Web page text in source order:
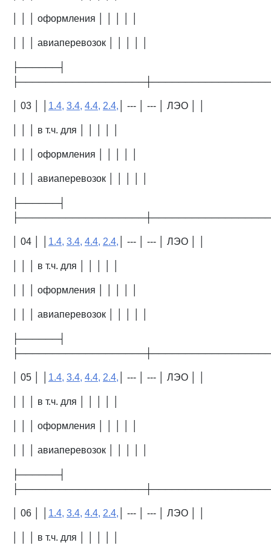
│ │ │ оформления │ │ │ │ │
│ │ │ авиаперевозок │ │ │ │ │
├──────┤
│ 03 │ │ 1.4, 3.4, 4.4, 2.4, │ --- │ --- │ ЛЭО │ │
│ │ │ в т.ч. для │ │ │ │ │
│ │ │ оформления │ │ │ │ │
│ │ │ авиаперевозок │ │ │ │ │
├──────┤
│ 04 │ │ 1.4, 3.4, 4.4, 2.4, │ --- │ --- │ ЛЭО │ │
│ │ │ в т.ч. для │ │ │ │ │
│ │ │ оформления │ │ │ │ │
│ │ │ авиаперевозок │ │ │ │ │
├──────┤
│ 05 │ │ 1.4, 3.4, 4.4, 2.4, │ --- │ --- │ ЛЭО │ │
│ │ │ в т.ч. для │ │ │ │ │
│ │ │ оформления │ │ │ │ │
│ │ │ авиаперевозок │ │ │ │ │
├──────┤
│ 06 │ │ 1.4, 3.4, 4.4, 2.4, │ --- │ --- │ ЛЭО │ │
│ │ │ в т.ч. для │ │ │ │ │